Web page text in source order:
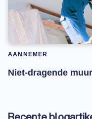
AANNEMER
Niet-dragende